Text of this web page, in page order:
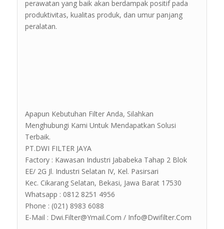
perawatan yang baik akan berdampak positif pada
produktivitas, kualitas produk, dan umur panjang
peralatan.
Apapun Kebutuhan Filter Anda, Silahkan
Menghubungi Kami Untuk Mendapatkan Solusi
Terbaik.
PT.DWI FILTER JAYA
Factory : Kawasan Industri Jababeka Tahap 2 Blok
EE/ 2G Jl. Industri Selatan IV, Kel. Pasirsari
Kec. Cikarang Selatan, Bekasi, Jawa Barat 17530
Whatsapp : 0812 8251 4956
Phone : (021) 8983 6088
E-Mail : Dwi.Filter@Ymail.Com / Info@Dwifilter.Com